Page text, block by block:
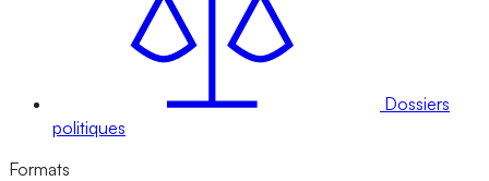
Dossiers
politiques
Formats